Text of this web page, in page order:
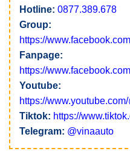
Hotline: 0877.389.678
Group:
https://
Fanpage:
https://
Youtube:
https://
Tiktok: https://
Telegram: @vinaauto